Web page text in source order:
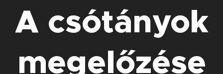
A csótányok
megelőzése